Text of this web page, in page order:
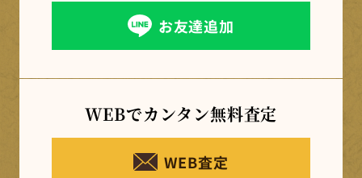
お友達追加
WEBでカンタン無料査定
WEB査定